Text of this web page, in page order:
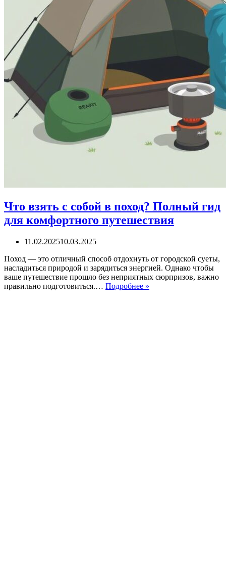
Что взять с собой в поход? Полный гид
для комфортного путешествия
11.02.202510.03.2025
Поход — это отличный способ отдохнуть от городской суеты,
насладиться природой и зарядиться энергией. Однако чтобы
ваше путешествие прошло без неприятных сюрпризов, важно
правильно подготовиться.… Подробнее »